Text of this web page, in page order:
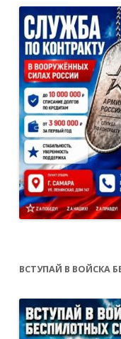
ВСТУПАЙ В ВОЙСКА